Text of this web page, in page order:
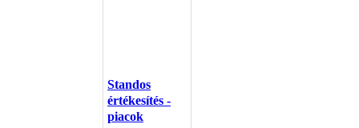
Standos
értékesítés -
piacok